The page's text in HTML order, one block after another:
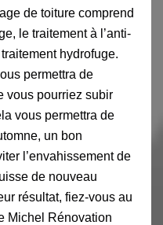
de toiture comprend
le traitement à l’anti-
hydrofuge.
permettra de
vous pourriez subir
vous permettra de
un bon
l’envahissement de
de nouveau
résultat, fiez-vous au
Michel Rénovation